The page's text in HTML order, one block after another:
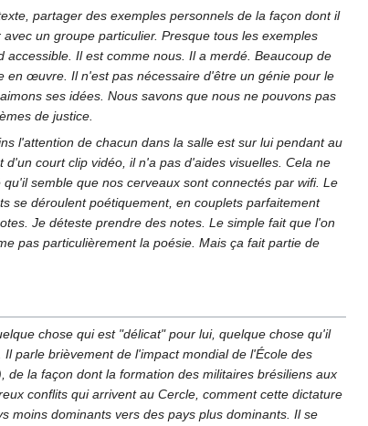
partager des exemples personnels de la façon dont il
un groupe particulier. Presque tous les exemples
Il est comme nous. Il a merdé. Beaucoup de
en œuvre. Il n'est pas nécessaire d'être un génie pour le
ses idées. Nous savons que nous ne pouvons pas
de justice.
l'attention de chacun dans la salle est sur lui pendant au
court clip vidéo, il n'a pas d'aides visuelles. Cela ne
semble que nos cerveaux sont connectés par wifi. Le
se déroulent poétiquement, en couplets parfaitement
Je déteste prendre des notes. Le simple fait que l'on
pas particulièrement la poésie. Mais ça fait partie de
chose qui est "délicat" pour lui, quelque chose qu'il
parle brièvement de l'impact mondial de l'École des
la façon dont la formation des militaires brésiliens aux
conflits qui arrivent au Cercle, comment cette dictature
moins dominants vers des pays plus dominants. Il se